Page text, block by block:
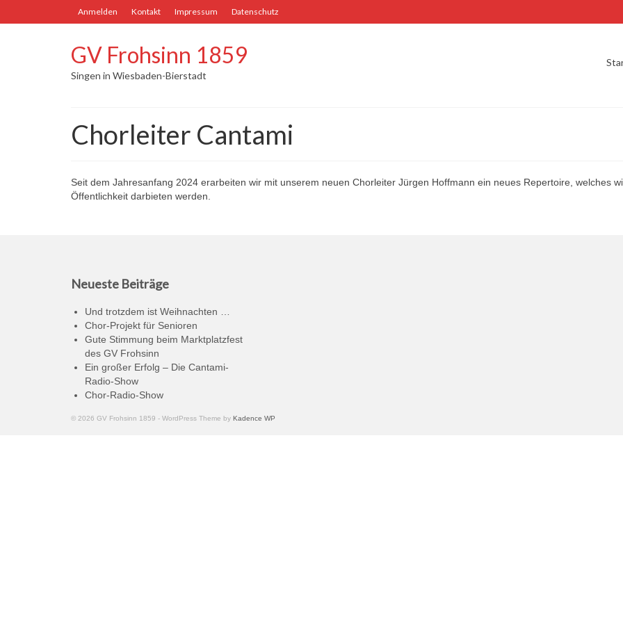
Anmelden Kontakt Impressum Datenschutz
GV Frohsinn 1859
Singen in Wiesbaden-Bierstadt
Chorleiter Cantami
Seit dem Jahresanfang 2024 erarbeiten wir mit unserem neuen Chorleiter Jürgen Hoffmann ein neues Repertoire, welches
Öffentlichkeit darbieten werden.
Neueste Beiträge
Und trotzdem ist Weihnachten …
Chor-Projekt für Senioren
Gute Stimmung beim Marktplatzfest
des GV Frohsinn
Ein großer Erfolg – Die Cantami-
Radio-Show
Chor-Radio-Show
© 2026 GV Frohsinn 1859 - WordPress Theme by Kadence WP